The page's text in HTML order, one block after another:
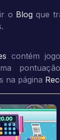
o Blog que
contém
na página